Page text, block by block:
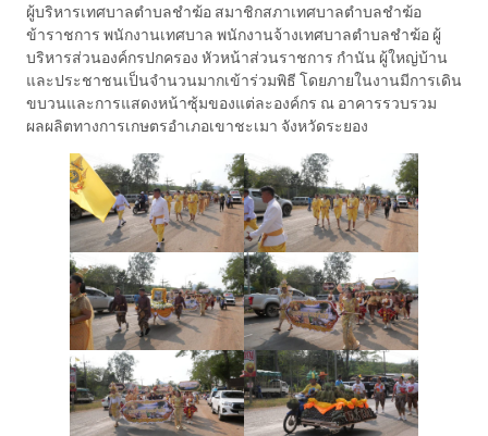
ผู้บริหารเทศบาลตำบลชำฆ้อ สมาชิกสภาเทศบาลตำบลชำฆ้อ
ข้าราชการ พนักงานเทศบาล พนักงานจ้างเทศบาลตำบลชำฆ้อ ผู้
บริหารส่วนองค์กรปกครอง หัวหน้าส่วนราชการ กำนัน ผู้ใหญ่บ้าน
และประชาชนเป็นจำนวนมากเข้าร่วมพิธี โดยภายในงานมีการเดิน
ขบวนและการแสดงหน้าซุ้มของแต่ละองค์กร ณ อาคารรวบรวม
ผลผลิตทางการเกษตรอำเภอเขาชะเมา จังหวัดระยอง